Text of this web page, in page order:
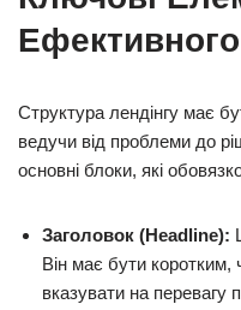
Структура лендінгу має
ведучи від проблеми до
основні блоки, які
Заголовок (Headline):
Він має бути коротким,
вказувати на перевагу